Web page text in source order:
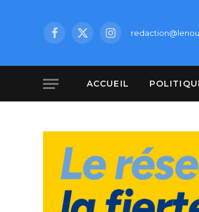
Facebook
X
Instagram
ACCUEIL